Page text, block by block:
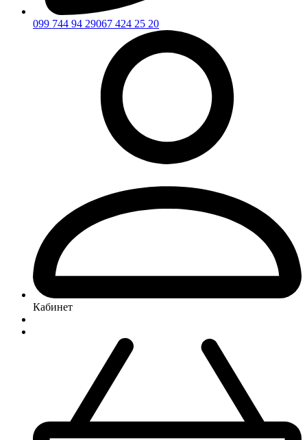
099 744 94 29067 424 25 20
Кабинет